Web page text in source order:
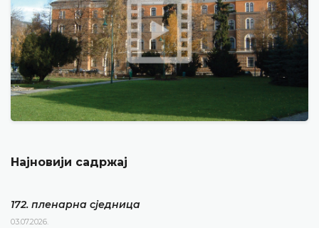
Најновији садржај
172. пленарна сједницa
03.07.2026.